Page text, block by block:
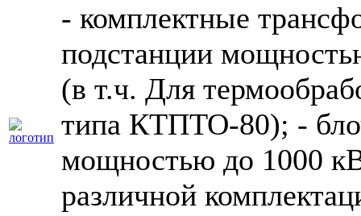
- комплектные
подстанции
(в т.ч. Для
типа КТПТО-80); -
мощностью до 1000
различной